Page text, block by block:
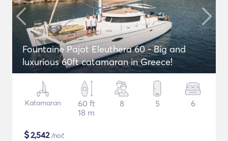
Fountaine Pajot Eleuthera 60 - Big and
luxurious 60ft catamaran in Greece!
Katamaran
60 ft
18 m
8 5 6
$2,542/noč